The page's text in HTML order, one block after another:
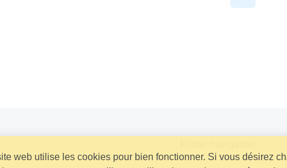
web utilise les cookies pour bien fonctionner. Si vous désirez